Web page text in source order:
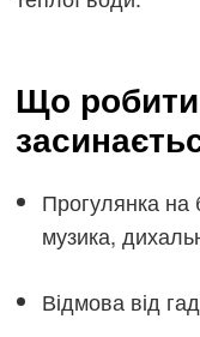
Що
Прогулянка на
музика,
Відмова від